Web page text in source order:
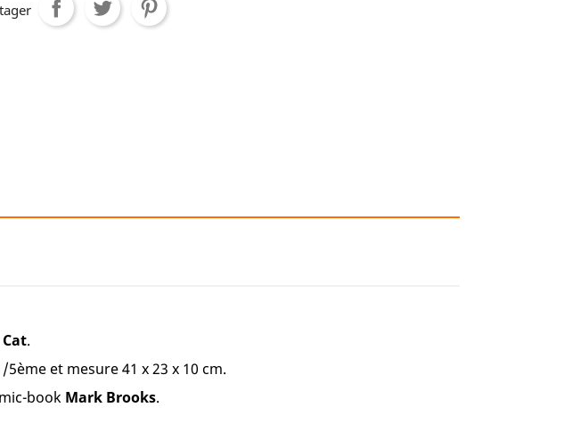
.
5ème et mesure 41 x 23 x 10 cm.
book Mark Brooks.